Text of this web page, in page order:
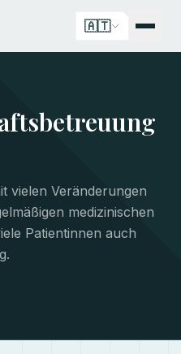
🇦🇹
vielen Veränderungen
medizinischen
Patientinnen auch